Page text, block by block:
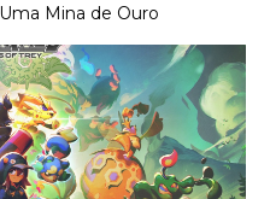
Mina de Ouro